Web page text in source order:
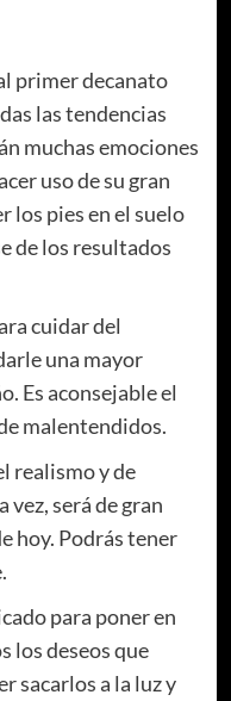
primer decanato
las tendencias
muchas emociones
uso de su gran
los pies en el suelo
de los resultados
cuidar del
una mayor
Es aconsejable el
malentendidos.
realismo y de
vez, será de gran
hoy. Podrás tener
para poner en
los deseos que
sacarlos a la luz y